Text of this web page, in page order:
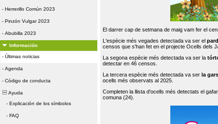
- Herrerillo Común 2023
- Pinzón Vulgar 2023
- Abubilla 2023
Información
- Últimas noticias
- Agenda
- Código de conducta
Ayuda
- Explicación de los símbolos
- FAQ
El darrer cap de setmana de maig vam fer el
L'espècie més vegades detectada va ser el
censos que s'han fet en el projecte Ocells dels
La segona espècie més detectada va ser la
detectar en 46 censos.
La tercera espècie més detectada va ser la
ocells més observats al 2025.
Completen la llista d'ocells més detectats el
comuna (24).